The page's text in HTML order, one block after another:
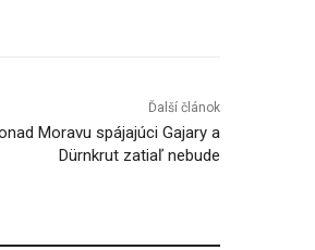
Ďalší článok
Moravu spájajúci Gajary a
Dürnkrut zatiaľ nebude